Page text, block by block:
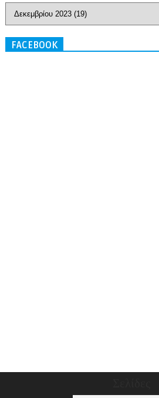
FACEBOOK